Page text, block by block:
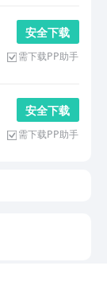
安 全 下 载
需下载PP助手
安 全 下 载
需下载PP助手